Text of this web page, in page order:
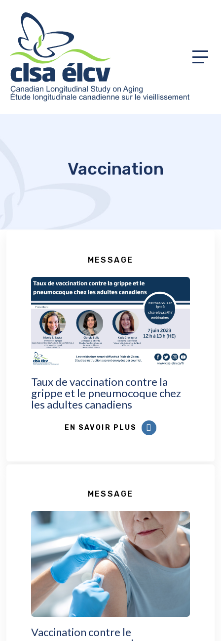
Menu
Vaccination
MESSAGE
Taux de vaccination contre la
grippe et le pneumocoque chez
les adultes canadiens
EN SAVOIR PLUS
MESSAGE
Vaccination contre le